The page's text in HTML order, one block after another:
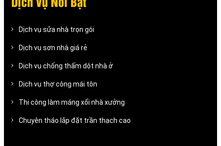
Dịch Vụ Nỗi Bật
Dịch vụ sửa nhà trọn gói
Dịch vụ sơn nhà giá rẻ
Dịch vụ chống thấm dột nhà ở
Dịch vụ thợ công mái tôn
Thi công làm máng xối nhà xưởng
Chuyên tháo lắp đặt trần thạch cao